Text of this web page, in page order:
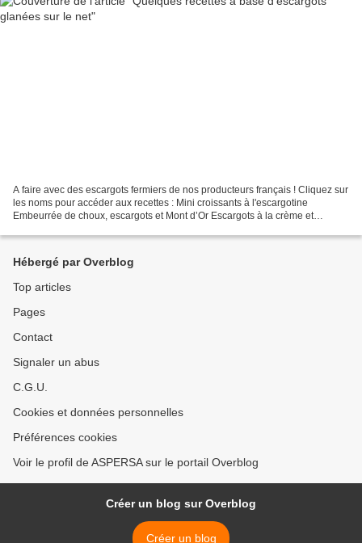
A faire avec des escargots fermiers de nos producteurs français ! Cliquez sur
les noms pour accéder aux recettes : Mini croissants à l'escargotine
Embeurrée de choux, escargots et Mont d’Or Escargots à la crème et
Hébergé par Overblog
Top articles
Pages
Contact
Signaler un abus
C.G.U.
Cookies et données personnelles
Préférences cookies
Voir le profil de ASPERSA sur le portail Overblog
Créer un blog sur Overblog
Créer un blog